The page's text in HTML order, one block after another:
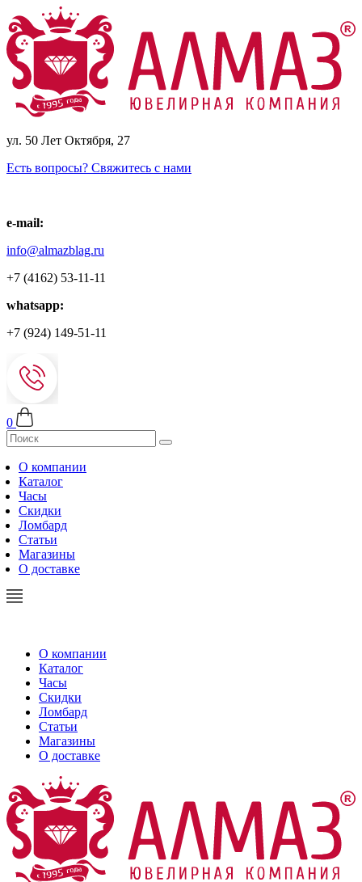
ул. 50 Лет Октября, 27
Есть вопросы? Свяжитесь с нами
e-mail:
info@almazblag.ru
+7 (4162) 53-11-11
whatsapp:
+7 (924) 149-51-11
0
О компании
Каталог
Часы
Скидки
Ломбард
Статьи
Магазины
О доставке
О компании
Каталог
Часы
Скидки
Ломбард
Статьи
Магазины
О доставке